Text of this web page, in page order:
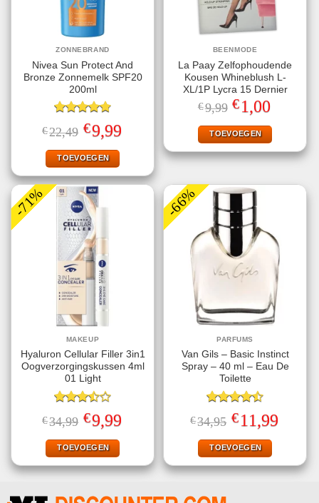
ZONNEBRAND
Nivea Sun Protect And
Bronze Zonnemelk SPF20
200ml
Gewaardeerd
4.78uit 5
€22,49 Oorspronkelijke
prijs
was:
€22,49.
€9,99Huidige
prijs
TOEVOEGEN
BEENMODE
La Paay Zelfophoudende
Kousen Whineblush L-
XL/1P Lycra 15 Dernier
€9,99 Oorspronkelijke
prijs
was:
€9,99.
€1,00
is:
€1,00.
TOEVOEGEN
-71%
MAKEUP
Hyaluron Cellular Filler 3in1
Oogverzorgingskussen 4ml
01 Light
Gewaardeerd
3.50uit
€34,99 Oorspronkelijke
prijs
was:
€34,99.
€9,99Huidige
prijs
TOEVOEGEN
-66%
PARFUMS
Van Gils – Basic Instinct
Spray – 40 ml – Eau De
Toilette
Gewaardeerd
4.50uit 5
€34,95 Oorspronkelijke
prijs
was:
€34,95.
€11,99Huidige
prijs
TOEVOEGEN